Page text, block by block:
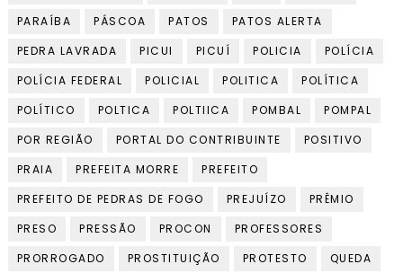
PARAÍBA
PÁSCOA PATOS
PATOS ALERTA
PEDRA LAVRADA
PICUI PICUÍ POLICIA
POLÍCIA
POLÍCIA FEDERAL
POLICIAL POLITICA
POLÍTICA
POLÍTICO
POLTICA POLTIICA POMBAL
POMPAL
POR REGIÃO
PORTAL DO CONTRIBUINTE
POSITIVO
PRAIA
PREFEITA MORRE
PREFEITO
PREFEITO DE PEDRAS DE FOGO
PREJUÍZO
PRÊMIO
PRESO
PRESSÃO PROCON
PROFESSORES
PRORROGADO
PROSTITUIÇÃO PROTESTO
QUEDA